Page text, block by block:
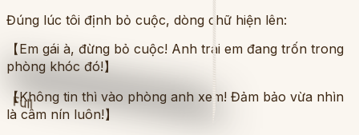
Full
Đúng lúc tôi định bỏ cuộc, dòng chữ hiện lên:
【Em gái à, đừng bỏ cuộc! Anh trai em đang trốn trong
phòng khóc đó!】
【Không tin thì vào phòng anh xem! Đảm bảo vừa nhìn
là câm nín luôn!】